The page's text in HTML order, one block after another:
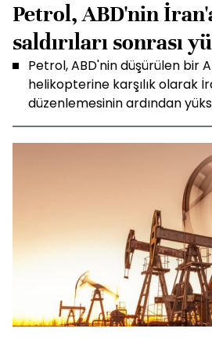
Petrol, ABD'nin
saldırıları sonrası
Petrol, ABD'nin düşürülen bir
helikopterine karşılık olarak
düzenlemesinin ardından